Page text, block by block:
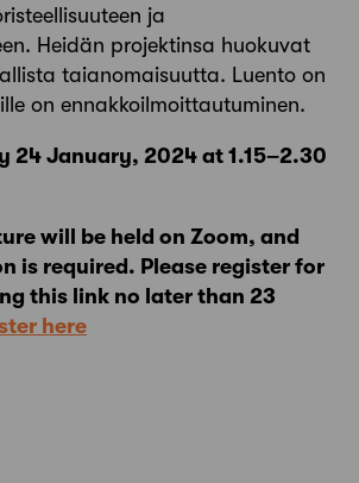
ja
Heidän projektinsa huokuvat
taianomaisuutta. Luento on
on ennakkoilmoittautuminen.
24 January, 2024 at 1.15–2.30
will be held on Zoom, and
is required. Please register for
this link no later than 23
here